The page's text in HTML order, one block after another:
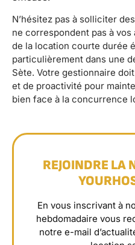
N’hésitez pas à solliciter
ne correspondent pas à
de la location courte durée
particulièrement dans une
Sète. Votre gestionnaire
et de proactivité pour
bien face à la concurrence
REJOINDRE LA
En vous inscrivant à
hebdomadaire vous
notre e-mail